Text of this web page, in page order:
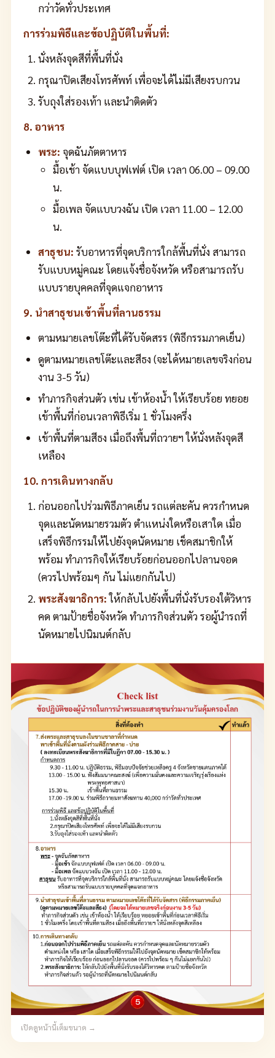
กว่าวัดทั่วประเทศ
การร่วมพิธีและข้อปฏิบัติในพื้นที่:
นั่งหลังจุดสีที่พื้นที่นั่ง
กรุณาปิดเสียงโทรศัพท์ เพื่อจะได้ไม่มีเสียงรบกวน
รับถุงใส่รองเท้า และนำติดตัว
8. อาหาร
พระ: จุดฉันภัตตาหาร
มื้อเช้า จัดแบบบุฟเฟต์ เปิด เวลา 06.00 – 09.00
น.
มื้อเพล จัดแบบวงฉัน เปิด เวลา 11.00 – 12.00
น.
สาธุชน: รับอาหารที่จุดบริการใกล้พื้นที่นั่ง สามารถ
รับแบบหมู่คณะ โดยแจ้งชื่อจังหวัด หรือสามารถรับ
แบบรายบุคคลที่จุดแจกอาหาร
9. นำสาธุชนเข้าพื้นที่ลานธรรม
ตามหมายเลขโต๊ะที่ได้รับจัดสรร (พิธีกรรมภาคเย็น)
ดูตามหมายเลขโต๊ะและสีธง (จะได้หมายเลขจริงก่อน
งาน 3-5 วัน)
ทำภารกิจส่วนตัว เช่น เข้าห้องน้ำ ให้เรียบร้อย ทยอย
เข้าพื้นที่ก่อนเวลาพิธีเริ่ม 1 ชั่วโมงครึ่ง
เข้าพื้นที่ตามสีธง เมื่อถึงพื้นที่ถวายฯ ให้นั่งหลังจุดสี
เหลือง
10. การเดินทางกลับ
ก่อนออกไปร่วมพิธีภาคเย็น รถแต่ละคัน ควรกำหนด
จุดและนัดหมายรวมตัว ตำแหน่งใดหรือเสาใด เมื่อ
เสร็จพิธีกรรมให้ไปยังจุดนัดหมาย เช็คสมาชิกให้
พร้อม ทำภารกิจให้เรียบร้อยก่อนออกไปลานจอด
(ควรไปพร้อมๆ กัน ไม่แยกกันไป)
พระสังฆาธิการ:ให้กลับไปยังพื้นที่นั่งรับรองใต้วิหาร
คด ตามป้ายชื่อจังหวัด ทำภารกิจส่วนตัว รอผู้นำรถที่
นัดหมายไปนิมนต์กลับ
เปิดดูหน้านี้เต็มขนาด →